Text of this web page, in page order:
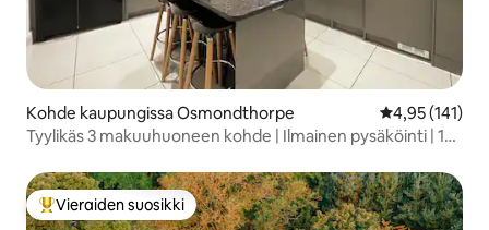
Kohde kaupungissa Osmondthorpe
4,95 (141)
Tyylikäs 3 makuuhuoneen kohde | Ilmainen pysäköinti | 10
Vieraiden suosikkien parhaimmistoa
Vieraiden suosikki